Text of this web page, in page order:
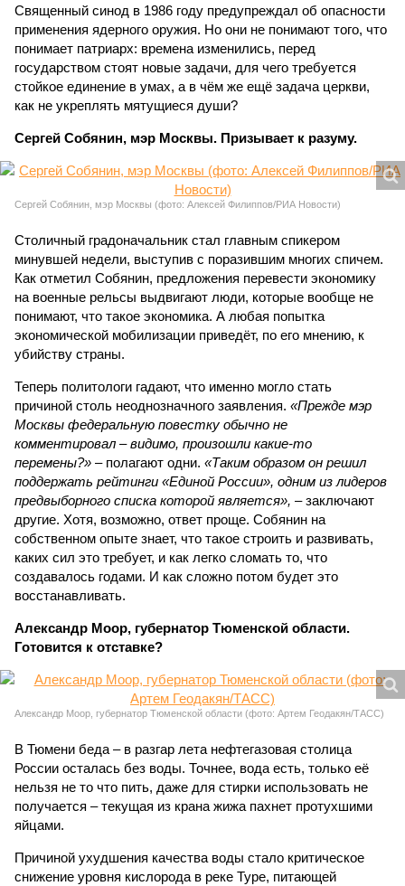
Священный синод в 1986 году предупреждал об опасности
применения ядерного оружия. Но они не понимают того, что
понимает патриарх: времена изменились, перед
государством стоят новые задачи, для чего требуется
стойкое единение в умах, а в чём же ещё задача церкви,
как не укреплять мятущиеся души?
Сергей Собянин, мэр Москвы. Призывает к разуму.
Сергей Собянин, мэр Москвы (фото: Алексей Филиппов/РИА Новости)
Столичный градоначальник стал главным спикером
минувшей недели, выступив с поразившим многих спичем.
Как отметил Собянин, предложения перевести экономику
на военные рельсы выдвигают люди, которые вообще не
понимают, что такое экономика. А любая попытка
экономической мобилизации приведёт, по его мнению, к
убийству страны.
Теперь политологи гадают, что именно могло стать
причиной столь неоднозначного заявления. «Прежде мэр
Москвы федеральную повестку обычно не
комментировал – видимо, произошли какие-то
перемены?» – полагают одни. «Таким образом он решил
поддержать рейтинги «Единой России», одним из лидеров
предвыборного списка которой является», – заключают
другие. Хотя, возможно, ответ проще. Собянин на
собственном опыте знает, что такое строить и развивать,
каких сил это требует, и как легко сломать то, что
создавалось годами. И как сложно потом будет это
восстанавливать.
Александр Моор, губернатор Тюменской области.
Готовится к отставке?
Александр Моор, губернатор Тюменской области (фото: Артем Геодакян/ТАСС)
В Тюмени беда – в разгар лета нефтегазовая столица
России осталась без воды. Точнее, вода есть, только её
нельзя не то что пить, даже для стирки использовать не
получается – текущая из крана жижа пахнет протухшими
яйцами.
Причиной ухудшения качества воды стало критическое
снижение уровня кислорода в реке Туре, питающей